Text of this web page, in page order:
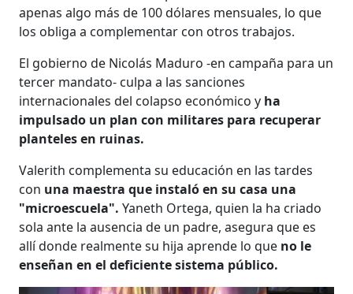
apenas algo más de 100 dólares mensuales, lo que
los obliga a complementar con otros trabajos.
El gobierno de Nicolás Maduro -en campaña para un
tercer mandato- culpa a las sanciones
internacionales del colapso económico y ha
impulsado un plan con militares para recuperar
planteles en ruinas.
Valerith complementa su educación en las tardes
con una maestra que instaló en su casa una
"microescuela". Yaneth Ortega, quien la ha criado
sola ante la ausencia de un padre, asegura que es
allí donde realmente su hija aprende lo que no le
enseñan en el deficiente sistema público.